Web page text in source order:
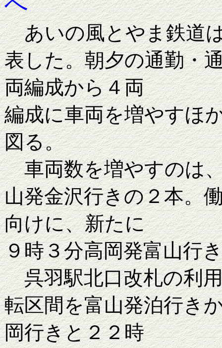
あいの風とやま鉄道は
表した。朝夕の通勤・
両編成から４両
編成に車両を増やすほ
図る。
車両数を増やすのは、
山発金沢行きの２本。
向けに、新たに
９時３分高岡発富山行
呉羽駅北口改札の利用
転区間を富山発泊行き
岡行きと２２時